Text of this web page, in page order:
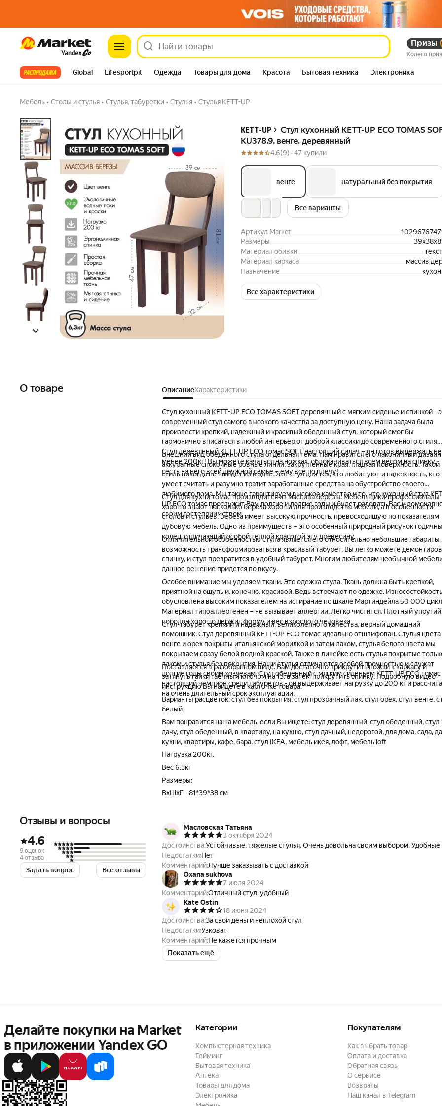
Market Призы
Колесо
Все хиты Global Lifesportpit Одежда Товары для дома Красота Бытовая техника Электроника
Мебель • Столы и стулья • Стулья, табуретки • Стулья • Стулья KETT-UP
KETT-UP
Стул кухонный KETT-UP ECO TOMAS
KU378.9, венге, деревянный
4.6(9) ·47 купили
белый венге натуральный без покрытия
Все варианты
Артикул Market
Размеры
Материал обивки
Материал каркаса
массив
Назначение
Все характеристики
Стул кухонный KETT-UP ECO TOMAS SOFT, KU378.9, венге,
деревянный
47 купили Задать вопрос 3 826 686сум –52%
О товаре ОписаниеХарактеристики
Стул кухонный KETT-UP ECO TOMAS SOFT деревянный с мягким сиденье и спинкой -
современный стул самого высокого качества за доступную цену. Наша задача была
произвести крепкий, надежный и красивый обеденный стул, который смог бы
гармонично вписаться в любой интерьер от доброй классики до современного стиля.
Стул деревянный KETT-UP ECO томас SOFT настоящий силач – он готов выдержать не
менее 200кг! Вы можете качаться на ножках, облокачиваться всем весом на спинку,
сесть на него всей дружной семье – ему все по плечу!
Внешний вид обеденного стула отдельная тема. Нам нравится его лаконичный дизайн,
аккуратные спокойные ровные линии, закругленные края, гладкая поверхность. Такой
стиль никогда не выйдет из моды. Этот стул для тех, кто любит уют и надежность, кто
умеет считать и разумно тратит заработанные средства на обустройство своего
любимого дома. Мы также гарантируем высокое качество и то, что кухонный стул
UP ECO томас прослужит Вам долгие и долгие годы и будет радовать Вас и
своим гостеприимством.
Стул для кухни томас производится из массива березы. Мебельщики-профессионалы
хорошо знают насколько береза хороша для производства мебели, а в особенности
столов и стульев. Береза имеет высокую прочность, превосходящую по показателям
дубовую мебель. Одно из преимуществ – это особенный природный рисунок
колец, отличающий особой теплой красотой эту древесину.
Отличительной особенностью стула является его относительно небольшие габариты
возможность трансформироваться в красивый табурет. Вы легко можете
спинку, и стул превратится в удобный табурет. Многим любителям необычной
данное решение придется по вкусу.
Особое внимание мы уделяем ткани. Это одежка стула. Ткань должна быть крепкой,
приятной на ощупь и, конечно, красивой. Ведь встречают по одежке. Износостойкость
обусловлена высоким показателем на истирание по шкале Мартиндейла 50 000
Материал гипоаллергенен – не вызывает аллергии. Легко чистится. Плотный упругий
поролон хорошо держит форму и вес взрослого человека.
Стул-табурет крепкий и надежный, великолепного качества, верный домашний
помощник. Стул деревянный KETT-UP ECO томас идеально отшлифован. Стулья цвета
венге и орех покрыты итальянской морилкой и затем лаком, стулья белого цвета мы
покрываем сразу белой водной краской. Также в линейке есть стулья покрытые
лаком и стулья без покрытия. Наши стулья отличаются особой прочностью и служат
долгие годы своим хозяевам. Стул обеденный с мягким сиденьем KETT-UP ECO томас
настоящий чемпион среди табуретов - он выдерживает нагрузку до 200 кг и
на очень длительный срок эксплуатации.
Поставляется в разобранном виде. Вам достаточно прикрутить ножки к каркасу и
затянуть гайки гаечным ключом на 13, а затем прикрутить спинку. Подробную видео
инструкцию Вы найдете в карточке товара.
Варианты расцветок: стул без покрытия, стул прозрачный лак, стул орех, стул венге,
белый.
Вам понравится наша мебель, если Вы ищете: стул деревянный, стул обеденный, стул
дачу, стул обеденный, в квартиру, на кухню, стул дачный, недорогой, для дома, сада,
кухни, квартиры, кафе, бара, стул IKEA, мебель икея, лофт, мебель loft
Нагрузка 200кг.
Вес 6,3кг
Размеры:
ВхШхГ - 81*39*38 см
Отзывы и вопросы
4.6
9 оценок
4 отзыва
Задать вопрос Все отзывы
Масловская Татьяна
3 октября 2024
Достоинства:Устойчивые, тяжёлые стулья. Очень довольна своим выбором. Удобные
Недостатки:Нет
Комментарий:Лучше заказывать с доставкой
Oxana sukhova
7 июля 2024
Комментарий:Отличный стул, удобный
Kate Ostin
18 июня 2024
Достоинства:За свои деньги неплохой стул
Недостатки:Узковат
Комментарий:Не кажется прочным
Показать ещё
Делайте покупки на Market
в приложении Yandex GO
Категории
Компьютерная техника
Гейминг
Бытовая техника
Аптека
Товары для дома
Электроника
Покупателям
Как выбрать товар
Оплата и доставка
Обратная связь
О сервисе
Возвраты
Наш канал в Telegram